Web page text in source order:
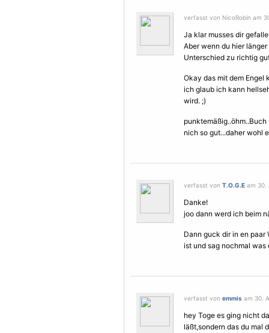
verfasst von NicoRobin am
Ja klar musses dir
Aber wenn du hier
Unterschied zu richtig
Okay das mit dem Engel
ich glaub ich kann
wird. ;)
nich so gut...daher wohl
verfasst von T.O.G.E am 30.
Danke!
joo dann werd ich beim
Dann guck dir in en paar
ist und sag nochmal was
verfasst von emmis am 30.
hey Toge es ging nicht
läßt,sondern das du mal